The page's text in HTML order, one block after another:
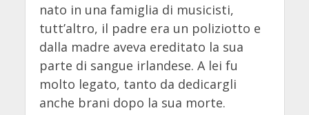
nato in una famiglia di musicisti,
tutt’altro, il padre era un poliziotto e
dalla madre aveva ereditato la sua
parte di sangue irlandese. A lei fu
molto legato, tanto da dedicargli
anche brani dopo la sua morte.